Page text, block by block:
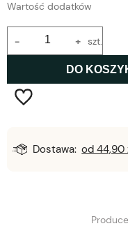
Wartość dodatków
+
- szt.
DO
Dostawa: od 44,90